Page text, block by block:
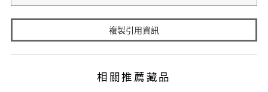
複製引用資訊
相關推薦藏品